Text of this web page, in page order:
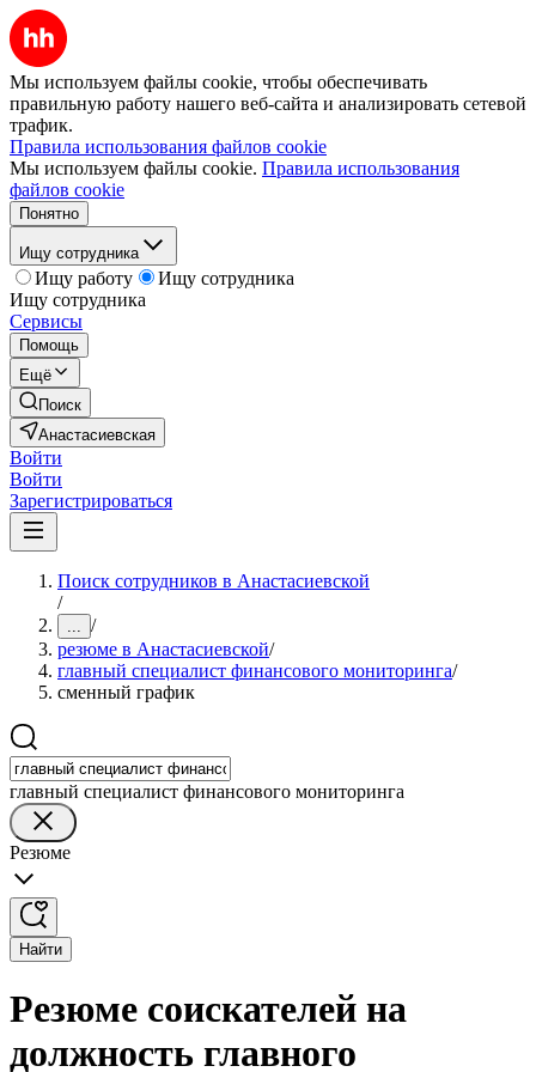
Мы используем файлы cookie, чтобы обеспечивать
правильную работу нашего веб-сайта и анализировать сетевой
трафик.
Правила использования файлов cookie
Мы используем файлы cookie. Правила использования
файлов cookie
Понятно
Ищу сотрудника
Ищу работу
Ищу сотрудника
Ищу сотрудника
Сервисы
Помощь
Ещё
Поиск
Анастасиевская
Войти
Войти
Зарегистрироваться
Поиск сотрудников в Анастасиевской
/
... /
резюме в Анастасиевской/
главный специалист финансового мониторинга/
сменный график
главный специалист финансового мониторинга
Резюме
Найти
Резюме соискателей на
должность главного